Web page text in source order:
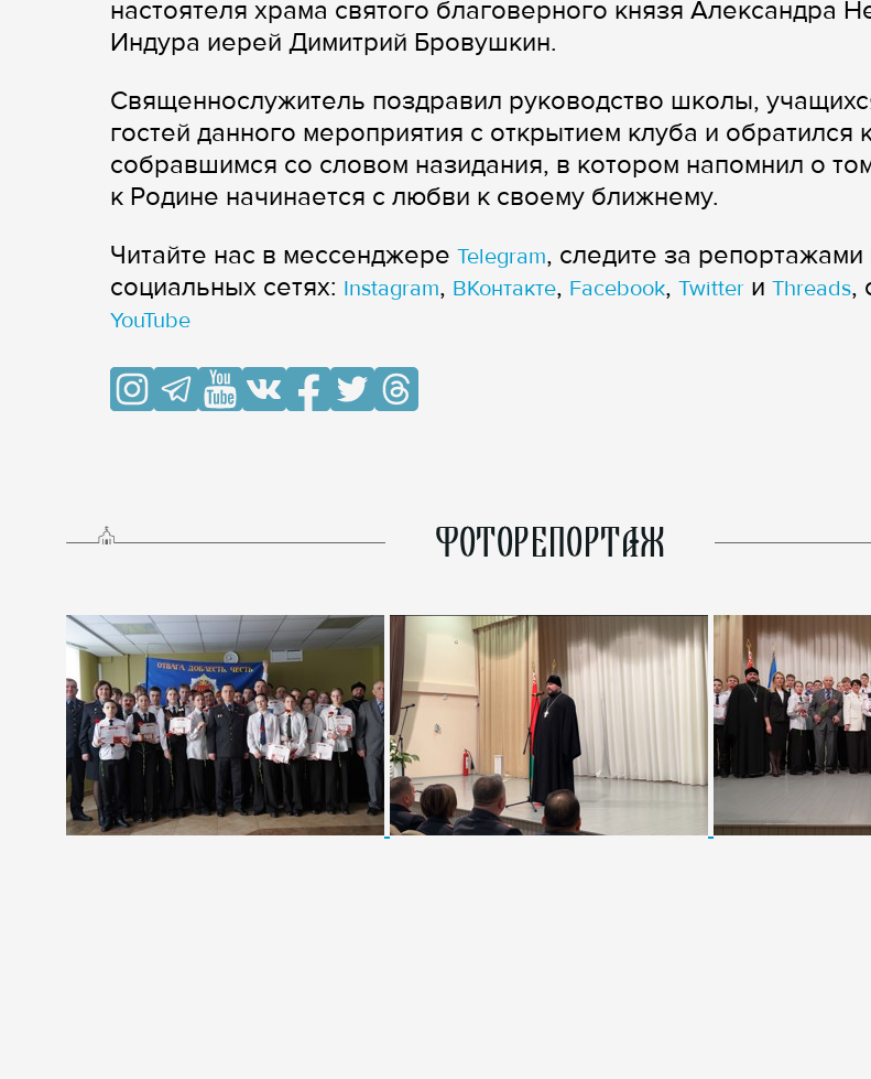
настоятеля храма святого благоверного князя Александра
Индура иерей Димитрий Бровушкин.
Священнослужитель поздравил руководство школы,
гостей данного мероприятия с открытием клуба и обратился
собравшимся со словом назидания, в котором напомнил о
к Родине начинается с любви к своему ближнему.
Читайте нас в мессенджере Telegram, следите за репортажами
cоциальных сетях: Instagram, ВКонтакте, Facebook, Twitter и Threads,
YouTube
ФОТОРЕПОРТАЖ